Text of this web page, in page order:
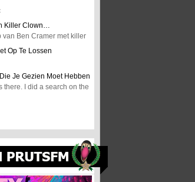
Killer Clown…
Ben Cramer met killer
Op Te Lossen
Je Gezien Moet Hebben
there. I did a search on the